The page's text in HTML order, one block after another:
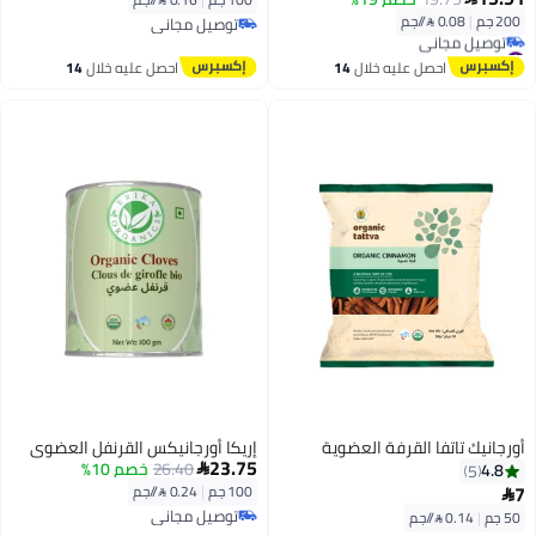
200 جم |
#19 في حبوب توابل كاملة
أقل سعر في السنة
توصيل مجاني
احصل عليه خلال14
توصيل مجاني
توصيل مجاني
احصل عليه خلال14
أورجانيك تاتفا القرفة العضوية
4.8
5
7
50 جم |
إريكا أورجانيكس القرنفل العضوي
23.75
26.40خصم 10%
100 جم |
توصيل مجاني